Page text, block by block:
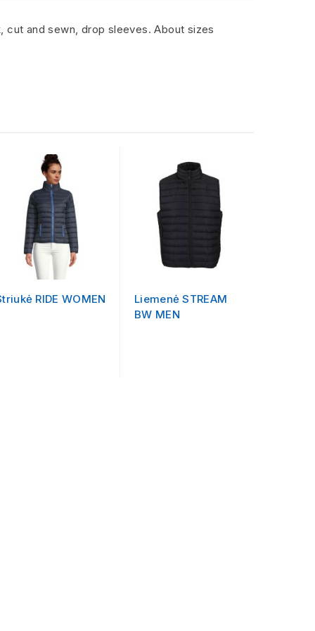
cut and sewn, drop sleeves. About sizes
RIDE WOMEN
Liemenė STREAM
BW MEN